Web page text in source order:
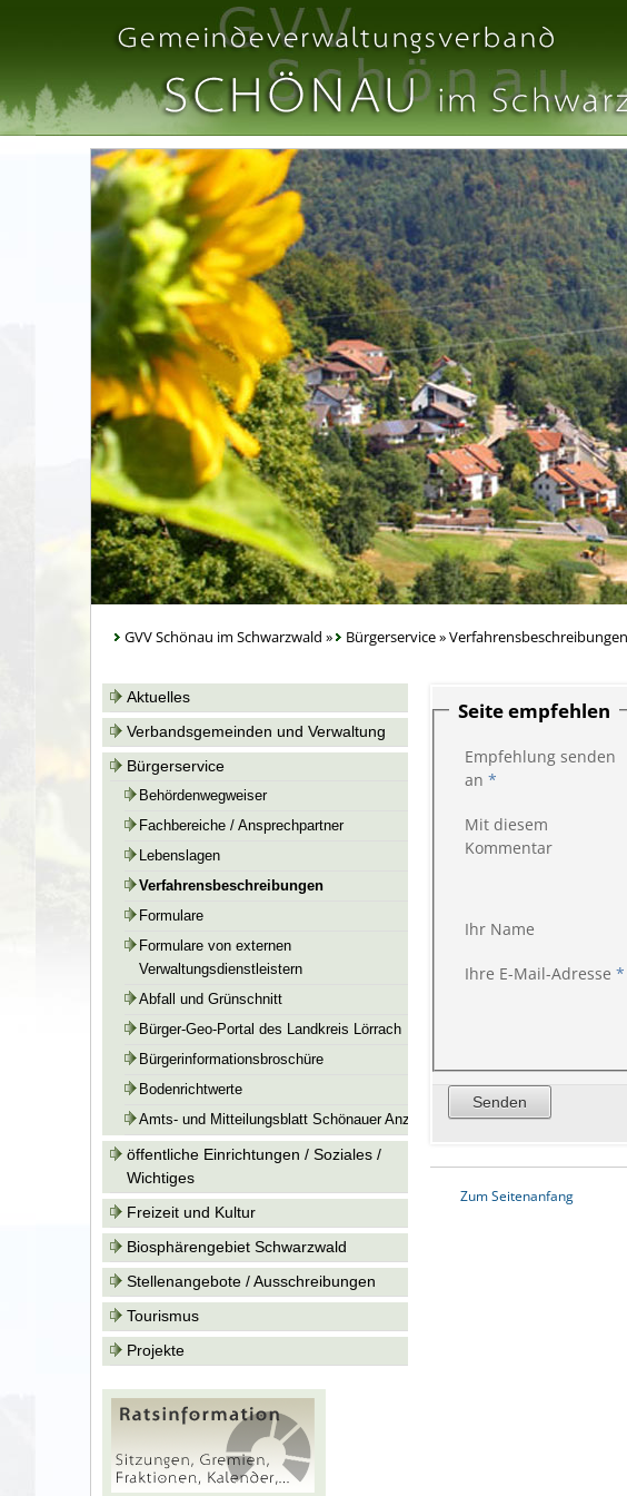
GVV Schönau im Schwarzwald » Bürgerservice»Verfahrensbeschreibungen
Aktuelles
Verbandsgemeinden und Verwaltung
Bürgerservice
Behördenwegweiser
Fachbereiche / Ansprechpartner
Lebenslagen
Verfahrensbeschreibungen
Formulare
Formulare von externen
Verwaltungsdienstleistern
Abfall und Grünschnitt
Bürger-Geo-Portal des Landkreis Lörrach
Bürgerinformationsbroschüre
Bodenrichtwerte
Amts- und Mitteilungsblatt Schönauer Anzeiger
öffentliche Einrichtungen / Soziales /
Wichtiges
Freizeit und Kultur
Biosphärengebiet Schwarzwald
Stellenangebote / Ausschreibungen
Tourismus
Projekte
Seite empfehlen
Empfehlung senden
an *
Mit diesem
Kommentar
Ihr Name
Ihre E-Mail-Adresse *
Zum Seitenanfang